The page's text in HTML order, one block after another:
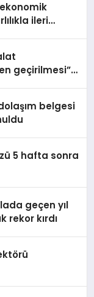
ileri
geçirilmesi”
belgesi
5 hafta sonra
geçen yıl
rekor kırdı